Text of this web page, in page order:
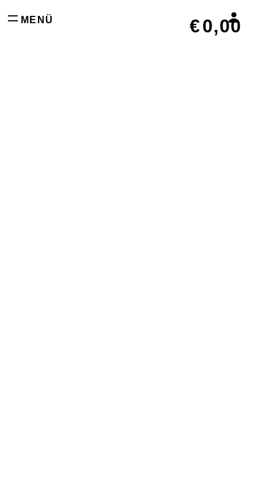
MENÜ €0,00